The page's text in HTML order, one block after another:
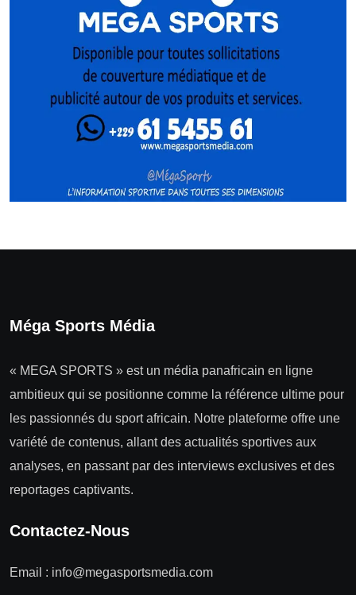
Méga Sports Média
« MEGA SPORTS » est un média panafricain en ligne
ambitieux qui se positionne comme la référence ultime pour
les passionnés du sport africain. Notre plateforme offre une
variété de contenus, allant des actualités sportives aux
analyses, en passant par des interviews exclusives et des
reportages captivants.
Contactez-Nous
Email : info@megasportsmedia.com